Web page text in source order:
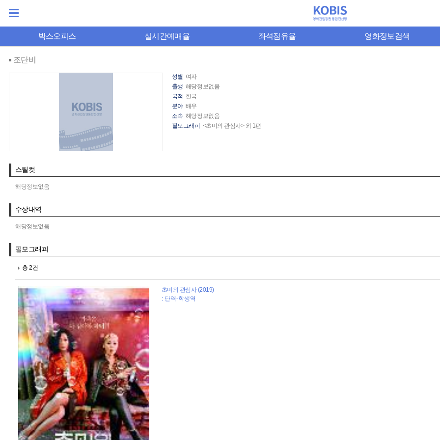
박스오피스 실시간예매율 좌석점유율 영화정보검색
조단비
성별 여자
출생 해당정보없음
국적 한국
분야 배우
소속 해당정보없음
필모그래피 <초미의 관심사> 외 1편
스틸컷
해당정보없음
수상내역
해당정보없음
필모그래피
총 2건
초미의 관심사 (2019)
: 단역-학생역